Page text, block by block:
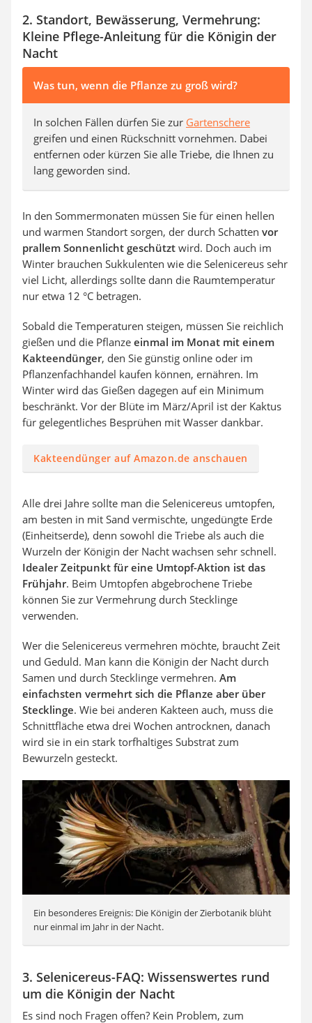
2. Standort, Bewässerung, Vermehrung:
Kleine Pflege-Anleitung für die Königin der
Nacht
Was tun, wenn die Pflanze zu groß wird?
In solchen Fällen dürfen Sie zur Gartenschere
greifen und einen Rückschnitt vornehmen. Dabei
entfernen oder kürzen Sie alle Triebe, die Ihnen zu
lang geworden sind.
In den Sommermonaten müssen Sie für einen hellen
und warmen Standort sorgen, der durch Schatten vor
prallem Sonnenlicht geschützt wird. Doch auch im
Winter brauchen Sukkulenten wie die Selenicereus sehr
viel Licht, allerdings sollte dann die Raumtemperatur
nur etwa 12 °C betragen.
Sobald die Temperaturen steigen, müssen Sie reichlich
gießen und die Pflanze einmal im Monat mit einem
Kakteendünger, den Sie günstig online oder im
Pflanzenfachhandel kaufen können, ernähren. Im
Winter wird das Gießen dagegen auf ein Minimum
beschränkt. Vor der Blüte im März/April ist der Kaktus
für gelegentliches Besprühen mit Wasser dankbar.
Kakteendünger auf Amazon.de anschauen
Alle drei Jahre sollte man die Selenicereus umtopfen,
am besten in mit Sand vermischte, ungedüngte Erde
(Einheitserde), denn sowohl die Triebe als auch die
Wurzeln der Königin der Nacht wachsen sehr schnell.
Idealer Zeitpunkt für eine Umtopf-Aktion ist das
Frühjahr. Beim Umtopfen abgebrochene Triebe
können Sie zur Vermehrung durch Stecklinge
verwenden.
Wer die Selenicereus vermehren möchte, braucht Zeit
und Geduld. Man kann die Königin der Nacht durch
Samen und durch Stecklinge vermehren. Am
einfachsten vermehrt sich die Pflanze aber über
Stecklinge. Wie bei anderen Kakteen auch, muss die
Schnittfläche etwa drei Wochen antrocknen, danach
wird sie in ein stark torfhaltiges Substrat zum
Bewurzeln gesteckt.
Ein besonderes Ereignis: Die Königin der Zierbotanik blüht
nur einmal im Jahr in der Nacht.
3. Selenicereus-FAQ: Wissenswertes rund
um die Königin der Nacht
Es sind noch Fragen offen? Kein Problem, zum